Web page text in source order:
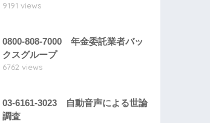
9191 views
0800-808-7000 年金委託業者バッ
クスグループ
6762 views
03-6161-3023 自動音声による世論
調査